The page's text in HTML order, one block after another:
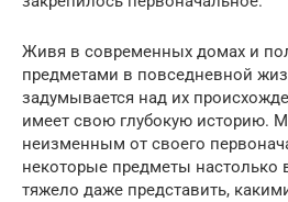
Живя в современных домах и
предметами в повседневной
задумывается над их
имеет свою глубокую историю.
неизменным от своего
некоторые предметы настолько
тяжело даже представить,